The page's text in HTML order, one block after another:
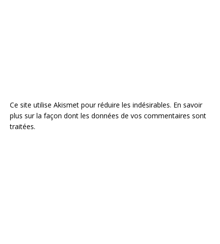
Ce site utilise Akismet pour réduire les indésirables. En savoir
plus sur la façon dont les données de vos commentaires sont
traitées.